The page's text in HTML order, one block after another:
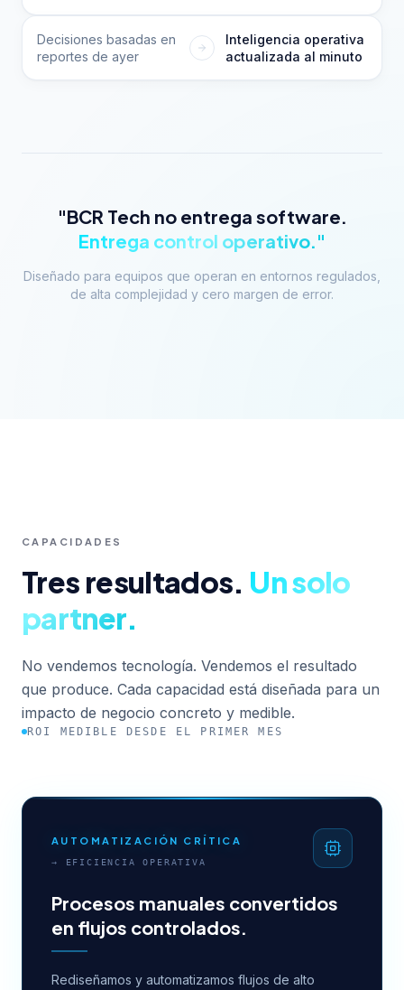
Decisiones basadas en
reportes de ayer
Inteligencia operativa
actualizada al minuto
"BCR Tech no entrega software.
Entrega control operativo."
Diseñado para equipos que operan en entornos regulados,
de alta complejidad y cero margen de error.
CAPACIDADES
Tres resultados. Un solo
partner.
No vendemos tecnología. Vendemos el resultado
que produce. Cada capacidad está diseñada para un
impacto de negocio concreto y medible.
ROI MEDIBLE DESDE EL PRIMER MES
AUTOMATIZACIÓN CRÍTICA
→ EFICIENCIA OPERATIVA
Procesos manuales convertidos
en flujos controlados.
Rediseñamos y automatizamos flujos de alto